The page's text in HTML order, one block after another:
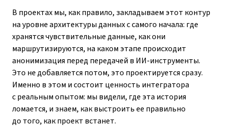
В проектах мы, как правило, закладываем этот контур
на уровне архитектуры данных с самого начала: где
хранятся чувствительные данные, как они
маршрутизируются, на каком этапе происходит
анонимизация перед передачей в ИИ-инструменты.
Это не добавляется потом, это проектируется сразу.
Именно в этом и состоит ценность интегратора
с реальным опытом: мы видели, где эта история
ломается, и знаем, как выстроить ее правильно
до того, как проект встанет.